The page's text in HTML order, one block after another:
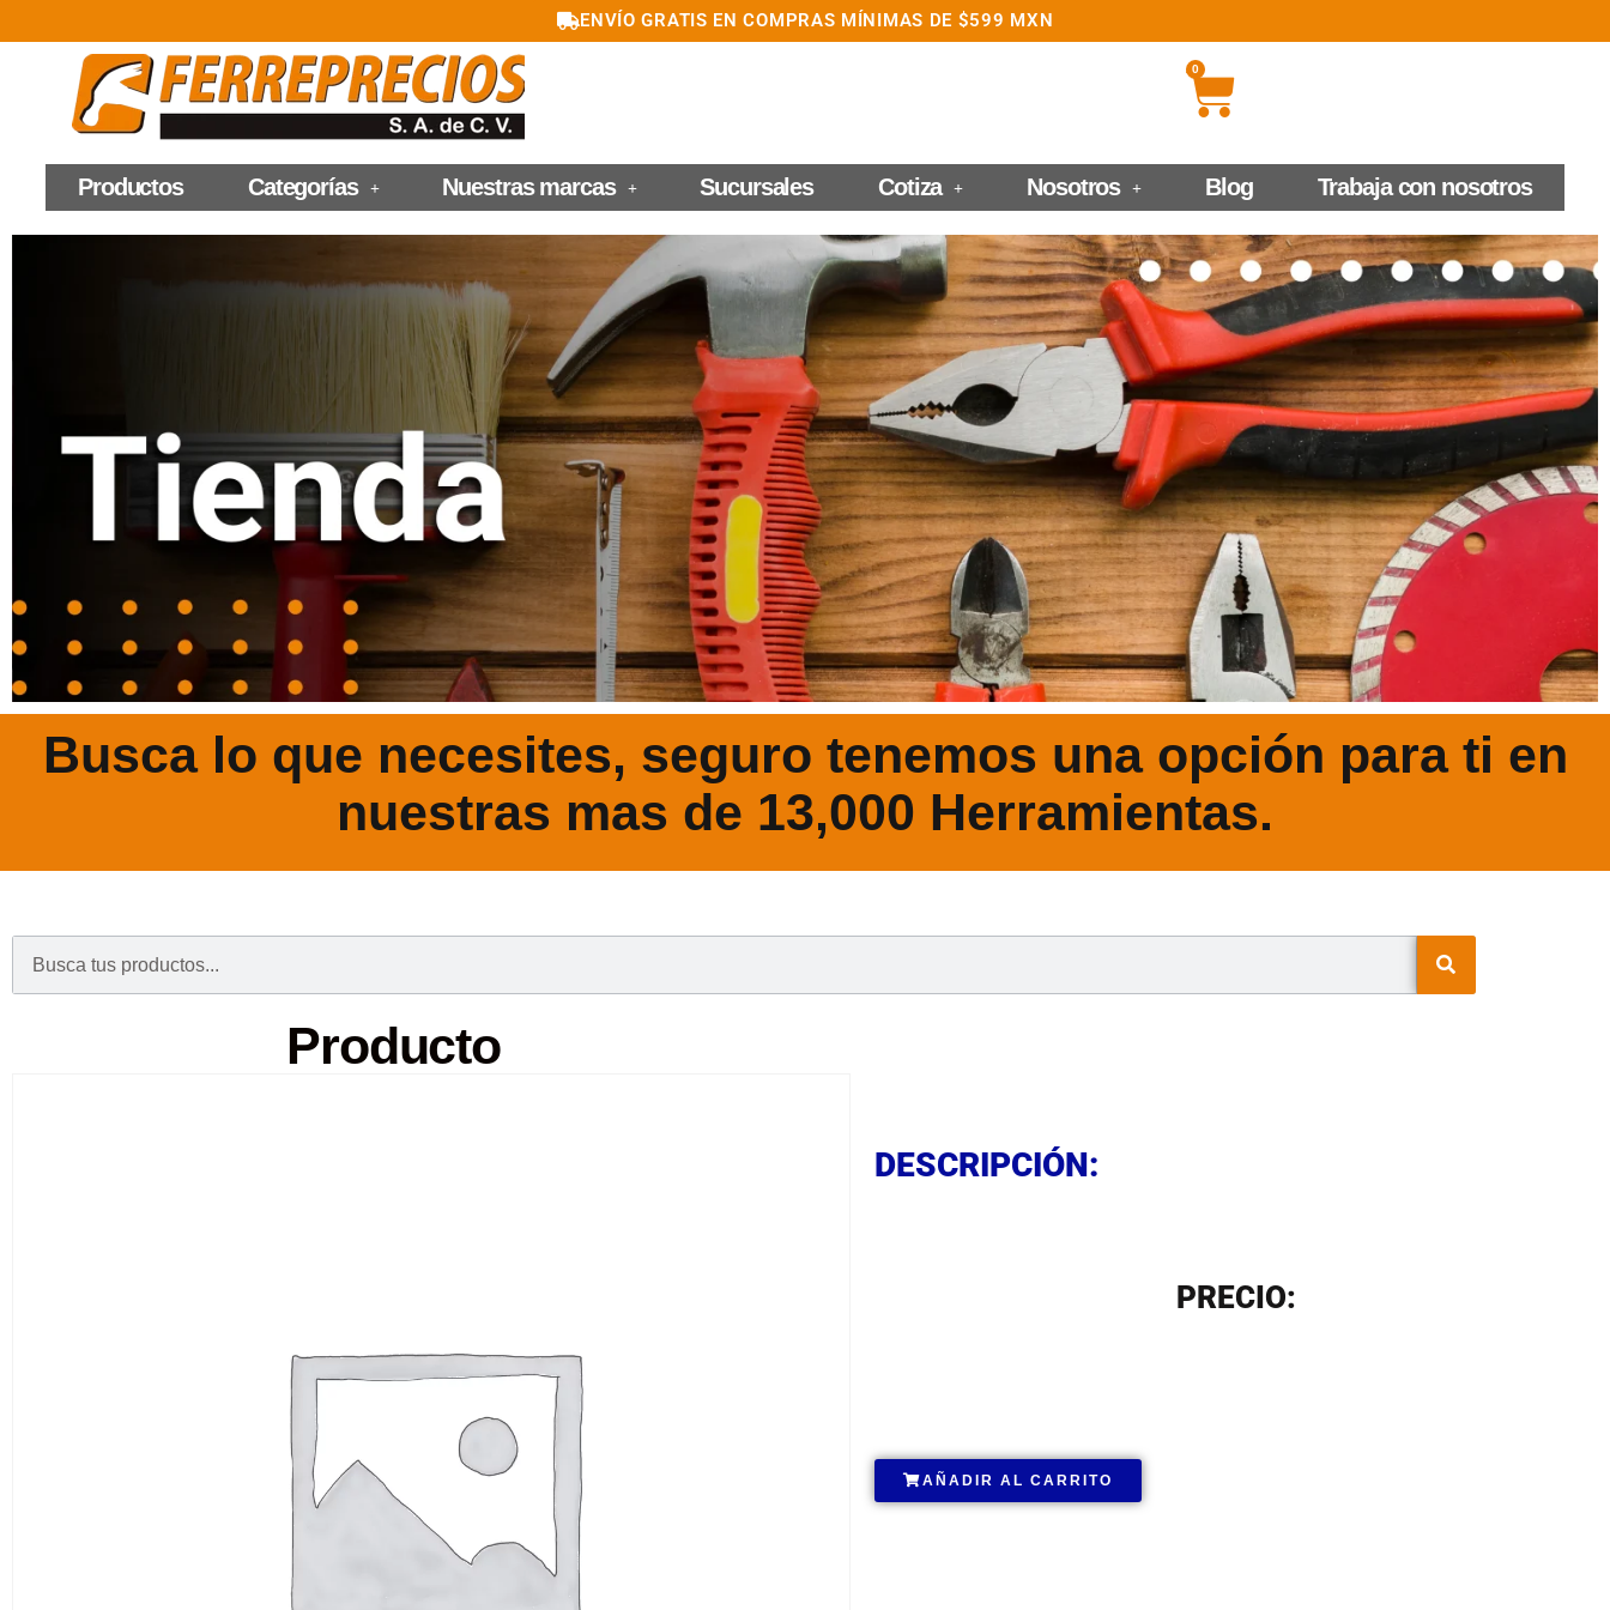
ENVÍO GRATIS EN COMPRAS MÍNIMAS DE $599 MXN
0
Productos Categorías Nuestras marcas Sucursales Cotiza Nosotros Blog Trabaja con nosotros
Busca lo que necesites, seguro tenemos una opción para ti en
nuestras mas de 13,000 Herramientas.
Producto
DESCRIPCIÓN:
PRECIO:
AÑADIR AL CARRITO